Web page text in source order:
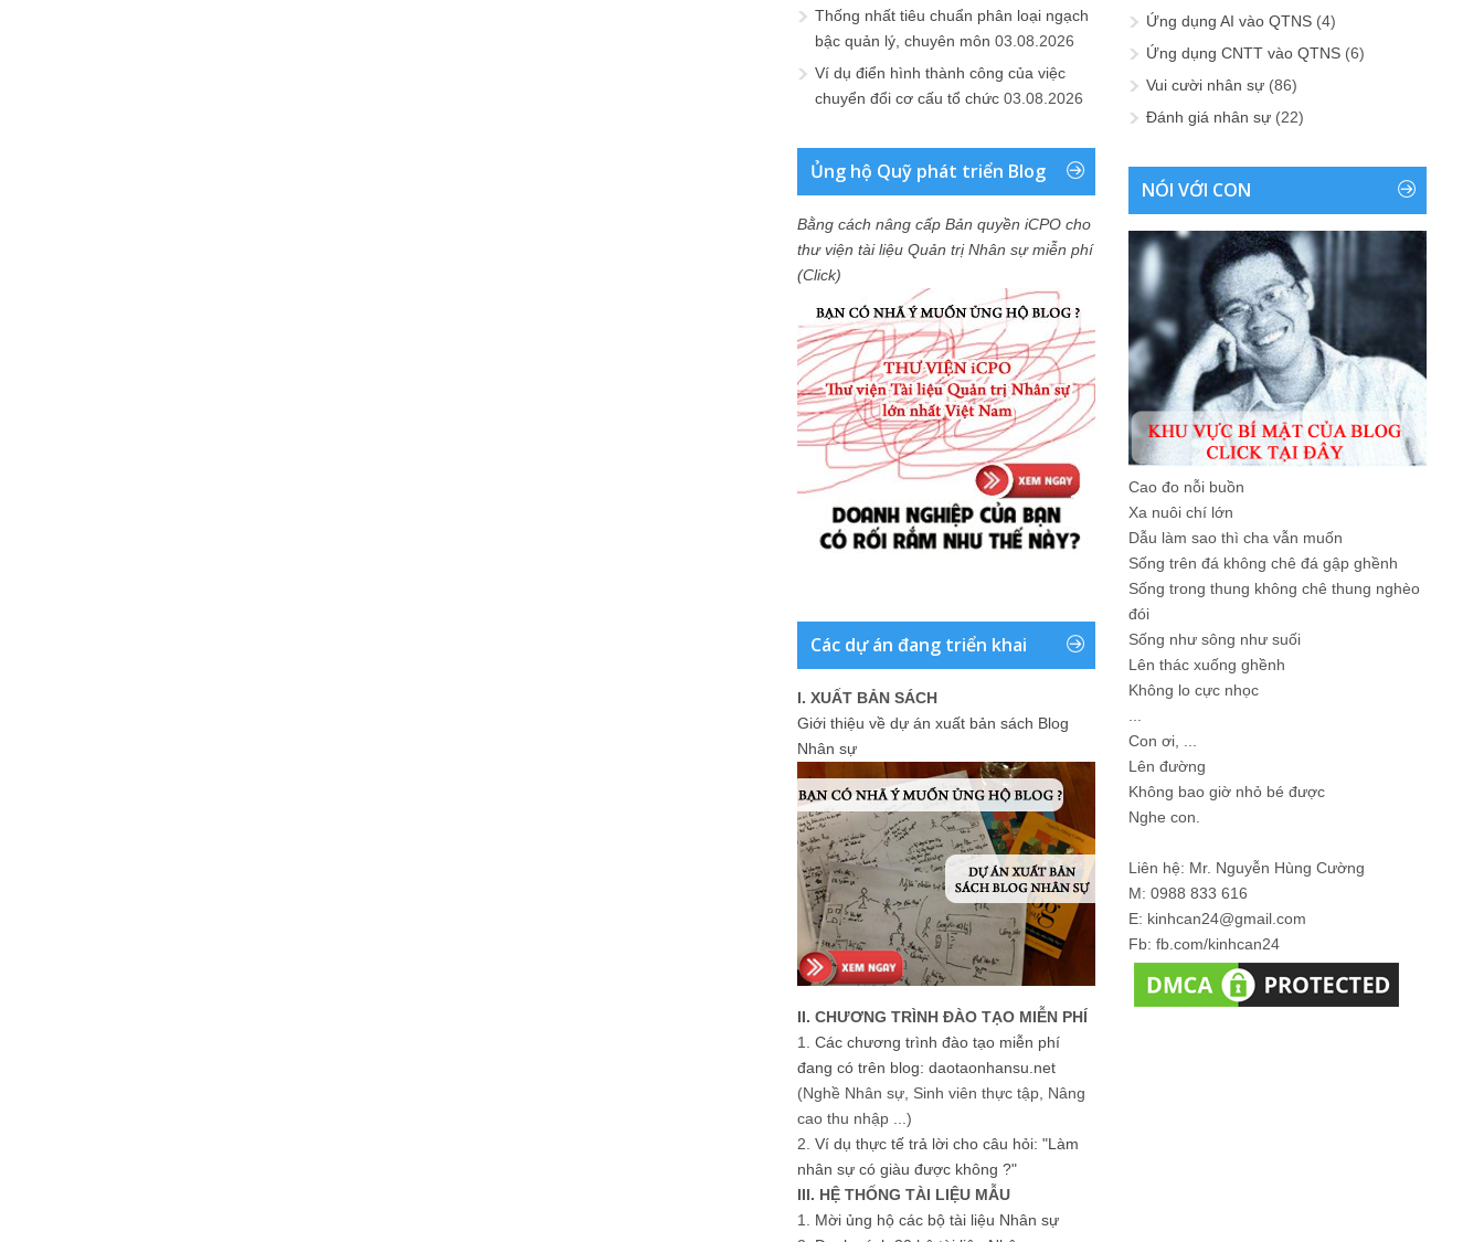
Thống nhất tiêu chuẩn phân loại ngạch
bậc quản lý, chuyên môn 03.08.2026
Ví dụ điển hình thành công của việc
chuyển đổi cơ cấu tổ chức 03.08.2026
Ủng hộ Quỹ phát triển Blog
Bằng cách nâng cấp Bản quyền iCPO cho
thư viện tài liệu Quản trị Nhân sự miễn phí
(Click)
Các dự án đang triển khai
I. XUẤT BẢN SÁCH
Giới thiệu về dự án xuất bản sách Blog
Nhân sự
II. CHƯƠNG TRÌNH ĐÀO TẠO MIỄN PHÍ
1. Các chương trình đào tạo miễn phí
đang có trên blog: daotaonhansu.net
(Nghề Nhân sự, Sinh viên thực tập, Nâng
cao thu nhập ...)
2. Ví dụ thực tế trả lời cho câu hỏi: "Làm
nhân sự có giàu được không ?"
III. HỆ THỐNG TÀI LIỆU MẪU
1. Mời ủng hộ các bộ tài liệu Nhân sự
Ứng dụng AI vào QTNS (4)
Ứng dụng CNTT vào QTNS (6)
Vui cười nhân sự (86)
Đánh giá nhân sự (22)
NÓI VỚI CON
Cao đo nỗi buồn
Xa nuôi chí lớn
Dẫu làm sao thì cha vẫn muốn
Sống trên đá không chê đá gập ghềnh
Sống trong thung không chê thung nghèo
đói
Sống như sông như suối
Lên thác xuống ghềnh
Không lo cực nhọc
Con ơi, ...
Lên đường
Không bao giờ nhỏ bé được
Nghe con.
Liên hệ: Mr. Nguyễn Hùng Cường
M: 0988 833 616
E: kinhcan24@gmail.com
Fb: fb.com/kinhcan24